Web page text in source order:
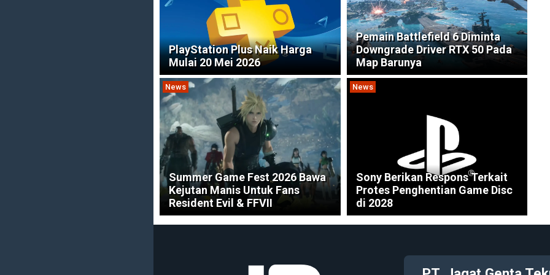
PlayStation Plus Naik Harga
Mulai 20 Mei 2026
Pemain Battlefield 6 Diminta
Downgrade Driver RTX 50 Pada
Map Barunya
News
Summer Game Fest 2026 Bawa
Kejutan Manis Untuk Fans
Resident Evil & FFVII
News
Sony Berikan Respons Terkait
Protes Penghentian Game Disc
di 2028